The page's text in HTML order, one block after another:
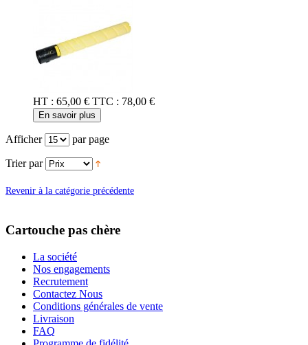
HT : 65,00 € TTC : 78,00 €
En savoir plus
Afficher par page
Trier par
Revenir à la catégorie précédente
Cartouche pas chère
La société
Nos engagements
Recrutement
Contactez Nous
Conditions générales de vente
Livraison
FAQ